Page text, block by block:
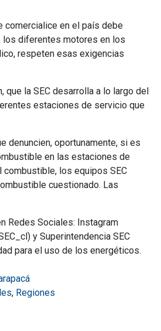
comercialice en el país debe
los diferentes motores en los
respeten esas exigencias
la SEC desarrolla a lo largo del
estaciones de servicio que
denuncien, oportunamente, si es
en las estaciones de
combustible, los equipos SEC
cuestionado. Las
Redes Sociales: Instagram
y Superintendencia SEC
para el uso de los energéticos.
, Regiones